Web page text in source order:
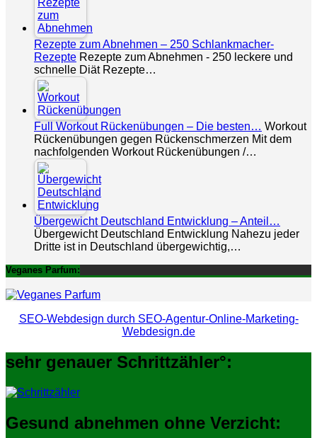
Rezepte zum Abnehmen – 250 Schlankmacher-
Rezepte Rezepte zum Abnehmen - 250 leckere und
schnelle Diät Rezepte…
Full Workout Rückenübungen – Die besten… Workout
Rückenübungen gegen Rückenschmerzen Mit dem
nachfolgenden Workout Rückenübungen /…
Übergewicht Deutschland Entwicklung – Anteil…
Übergewicht Deutschland Entwicklung Nahezu jeder
Dritte ist in Deutschland übergewichtig,…
Veganes Parfum:
SEO-Webdesign durch SEO-Agentur-Online-Marketing-
Webdesign.de
sehr genauer Schrittzähler°:
Gesund abnehmen ohne Verzicht: